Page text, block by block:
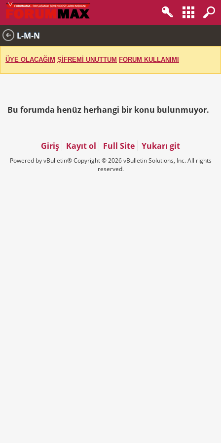
L-M-N
ÜYE OLACAĞIM ŞİFREMİ UNUTTUM FORUM KULLANIMI
Bu forumda henüz herhangi bir konu bulunmuyor.
Giriş Kayıt ol Full Site Yukarı git
Powered by vBulletin® Copyright © 2026 vBulletin Solutions, Inc. All rights
reserved.